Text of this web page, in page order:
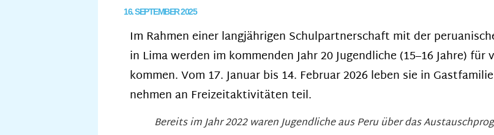
16. SEPTEMBER 2025
Im Rahmen einer langjährigen Schulpartnerschaft mit der
in Lima werden im kommenden Jahr 20 Jugendliche (15–16 Jahre)
kommen. Vom 17. Januar bis 14. Februar 2026 leben sie in
nehmen an Freizeitaktivitäten teil.
Bereits im Jahr 2022 waren Jugendliche aus Peru über das